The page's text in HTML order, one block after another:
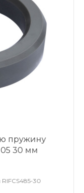
пружину
30 мм
RIFCS485-30